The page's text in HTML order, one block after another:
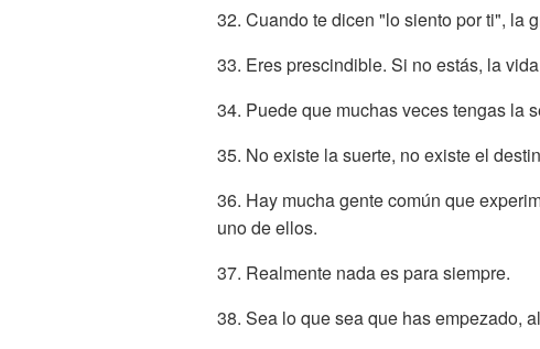
32. Cuando te dicen "lo siento por ti", la
33. Eres prescindible. Si no estás, la
34. Puede que muchas veces tengas la
35. No existe la suerte, no existe el
36. Hay mucha gente común que
uno de ellos.
37. Realmente nada es para siempre.
38. Sea lo que sea que has empezado,